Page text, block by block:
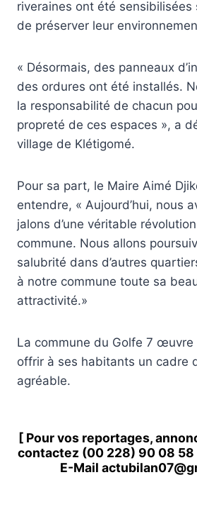
riveraines ont été sensibilisées
de préserver leur
« Désormais, des panneaux
des ordures ont été installés.
la responsabilité de chacun
propreté de ces espaces », a
village de Klétigomé.
Pour sa part, le Maire Aimé
entendre, « Aujourd’hui, nous
jalons d’une véritable
commune. Nous allons
salubrité dans d’autres
à notre commune toute sa
attractivité.»
La commune du Golfe 7 œuvre
offrir à ses habitants un cadre
agréable.
[ Pour vos reportages,
contactez (00 228) 90 08 58
E-Mail